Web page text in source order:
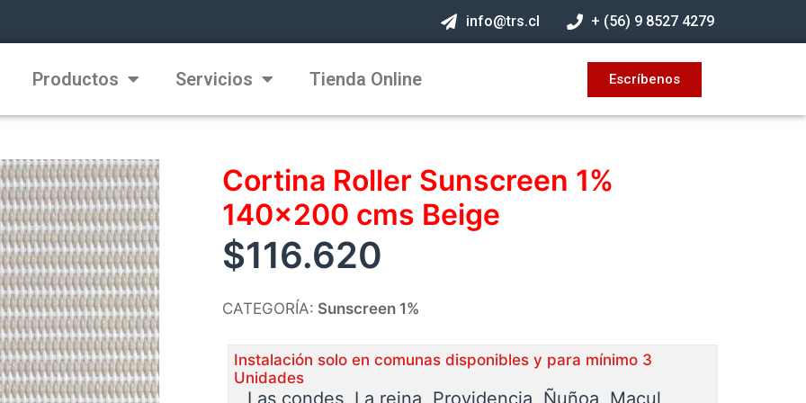
info@trs.cl + (56) 9 8527 4279
Productos Servicios Tienda Online Escríbenos
Cortina Roller Sunscreen 1%
140×200 cms Beige
$116.620
CATEGORÍA: Sunscreen 1%
Instalación solo en comunas disponibles y para mínimo 3
Unidades
Las condes, La reina, Providencia, Ñuñoa, Macul,